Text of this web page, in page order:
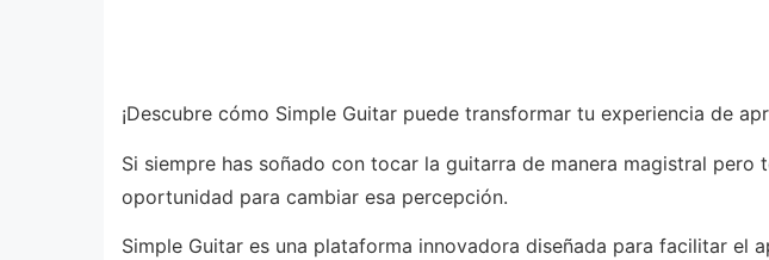
¡Descubre cómo Simple Guitar puede transformar tu experiencia de
Si siempre has soñado con tocar la guitarra de manera magistral
oportunidad para cambiar esa percepción.
Simple Guitar es una plataforma innovadora diseñada para facilitar el